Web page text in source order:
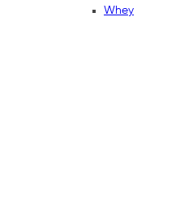
Whey